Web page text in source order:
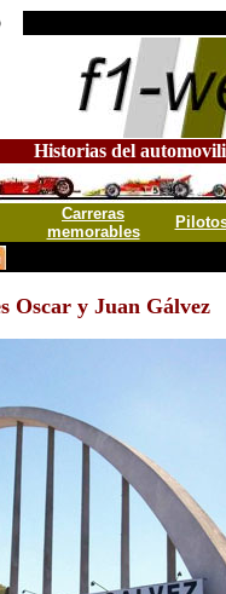
Historias del
Carreras
memorables
Oscar y Juan Gálvez